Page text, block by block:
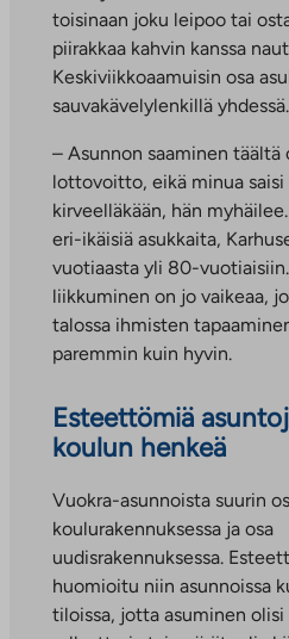
toisinaan joku leipoo tai
piirakkaa kahvin kanssa
Keskiviikkoaamuisin osa
sauvakävelylenkillä yhdessä.
– Asunnon saaminen täältä
lottovoitto, eikä minua saisi
kirveelläkään, hän
eri-ikäisiä asukkaita,
vuotiaasta yli 80-
liikkuminen on jo vaikeaa,
talossa ihmisten
paremmin kuin hyvin.
Esteettömiä
koulun henkeä
Vuokra-asunnoista suurin
koulurakennuksessa ja osa
uudisrakennuksessa.
huomioitu niin asunnoissa
tiloissa, jotta asuminen olisi